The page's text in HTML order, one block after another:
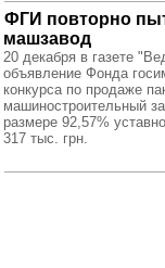
ФГИ повторно
машзавод
20 декабря в газете
объявление Фонда
конкурса по продаже
машиностроительный
размере 92,57%
317 тыс. грн.